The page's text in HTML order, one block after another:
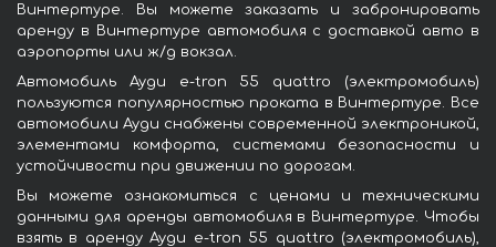
Винтертуре. Вы можете заказать и забронировать
аренду в Винтертуре автомобиля с доставкой авто в
аэропорты или ж/д вокзал.
Автомобиль Ауди e-tron 55 quattro (электромобиль)
пользуются популярностью проката в Винтертуре. Все
автомобили Ауди снабжены современной электроникой,
элементами комфорта, системами безопасности и
устойчивости при движении по дорогам.
Вы можете ознакомиться с ценами и техническими
данными для аренды автомобиля в Винтертуре. Чтобы
взять в аренду Ауди e-tron 55 quattro (электромобиль),